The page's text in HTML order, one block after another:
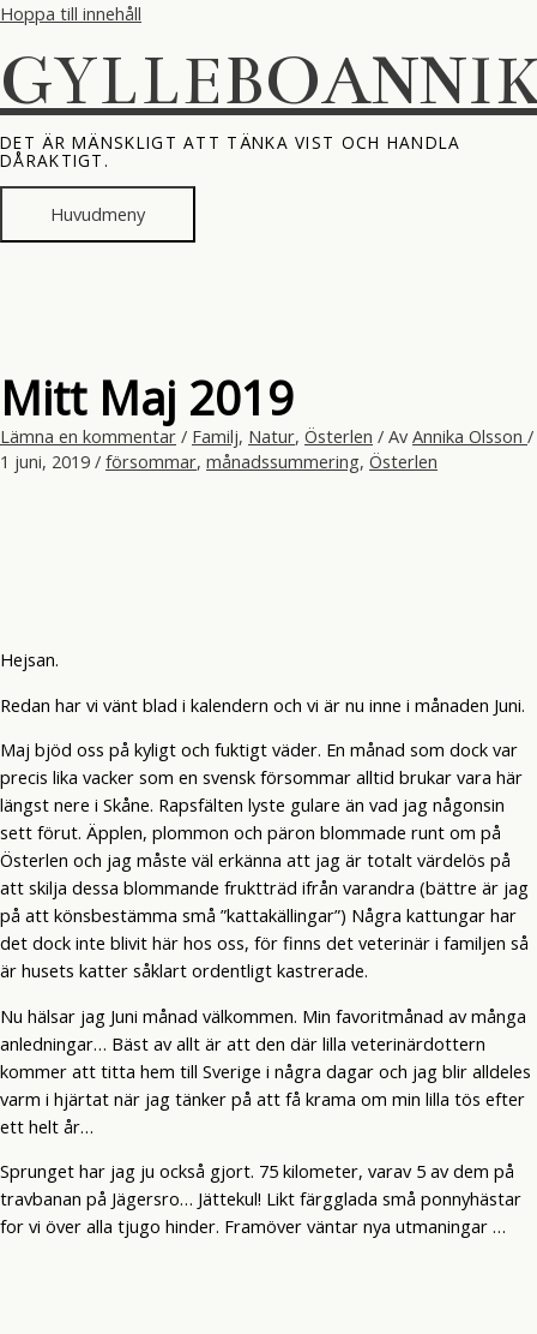
Hoppa till innehåll
DET ÄR MÄNSKLIGT ATT TÄNKA VIST OCH HANDLA
DÅRAKTIGT.
Huvudmeny
Mitt Maj 2019
Lämna en kommentar / Familj, Natur, Österlen / Av Annika Olsson /
1 juni, 2019 / försommar, månadssummering, Österlen
Hejsan.
Redan har vi vänt blad i kalendern och vi är nu inne i månaden Juni.
Maj bjöd oss på kyligt och fuktigt väder. En månad som dock var
precis lika vacker som en svensk försommar alltid brukar vara här
längst nere i Skåne. Rapsfälten lyste gulare än vad jag någonsin
sett förut. Äpplen, plommon och päron blommade runt om på
Österlen och jag måste väl erkänna att jag är totalt värdelös på
att skilja dessa blommande fruktträd ifrån varandra (bättre är jag
på att könsbestämma små ”kattakällingar”) Några kattungar har
det dock inte blivit här hos oss, för finns det veterinär i familjen så
är husets katter såklart ordentligt kastrerade.
Nu hälsar jag Juni månad välkommen. Min favoritmånad av många
anledningar… Bäst av allt är att den där lilla veterinärdottern
kommer att titta hem till Sverige i några dagar och jag blir alldeles
varm i hjärtat när jag tänker på att få krama om min lilla tös efter
ett helt år…
Sprunget har jag ju också gjort. 75 kilometer, varav 5 av dem på
travbanan på Jägersro… Jättekul! Likt färgglada små ponnyhästar
for vi över alla tjugo hinder. Framöver väntar nya utmaningar …